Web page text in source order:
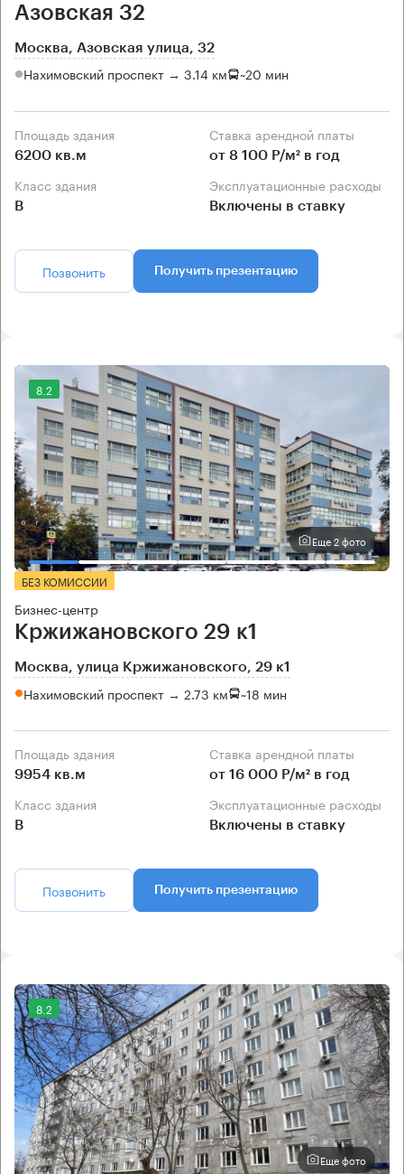
Азовская 32
Москва, Азовская улица, 32
Нахимовский проспект → 3.14 км ~20 мин
Площадь здания
6200 кв.м
Ставка арендной платы
от 8 100 Р/м² в год
Класс здания
B
Эксплуатационные расходы
Включены в ставку
Позвонить Получить презентацию
8.2
Еще 2 фото
БЕЗ КОМИССИИ
Бизнес-центр
Кржижановского 29 к1
Москва, улица Кржижановского, 29 к1
Нахимовский проспект → 2.73 км ~18 мин
Площадь здания
9954 кв.м
Ставка арендной платы
от 16 000 Р/м² в год
Класс здания
B
Эксплуатационные расходы
Включены в ставку
Позвонить Получить презентацию
8.2
Еще фото